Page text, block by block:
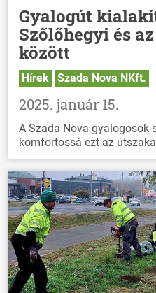
Gyalogút
Szőlőhegyi és
között
Hírek Szada Nova NKft.
2025. január 15.
A Szada Nova gyalogosok
komfortossá ezt az